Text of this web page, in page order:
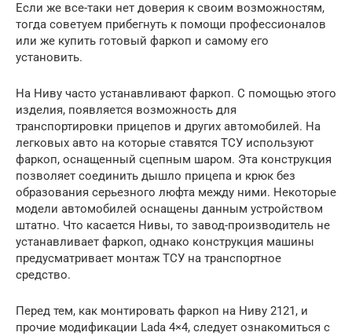
Если же все-таки нет доверия к своим возможностям,
тогда советуем прибегнуть к помощи профессионалов
или же купить готовый фаркоп и самому его
установить.
На Ниву часто устанавливают фаркоп. С помощью этого
изделия, появляется возможность для
транспортировки прицепов и других автомобилей. На
легковых авто на которые ставятся ТСУ используют
фаркоп, оснащенный сцепным шаром. Эта конструкция
позволяет соединить дышло прицепа и крюк без
образования серьезного люфта между ними. Некоторые
модели автомобилей оснащены данным устройством
штатно. Что касается Нивы, то завод-производитель не
устанавливает фаркоп, однако конструкция машины
предусматривает монтаж ТСУ на транспортное
средство.
Перед тем, как монтировать фаркоп на Ниву 2121, и
прочие модификации Lada 4×4, следует ознакомиться с